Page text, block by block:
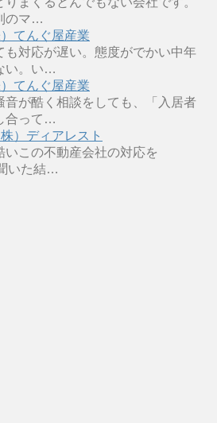
のマ…
）てんぐ屋産業
も対応が遅い。態度がでかい中年
い。い…
）てんぐ屋産業
音が酷く相談をしても、「入居者
合って…
株）ディアレスト
いこの不動産会社の対応を
いた結…